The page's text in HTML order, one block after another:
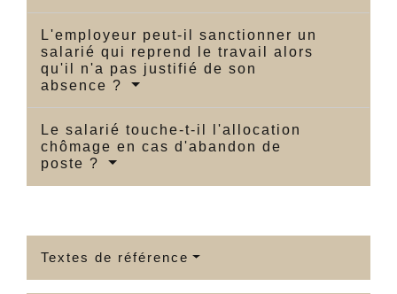
L'employeur peut-il sanctionner un
salarié qui reprend le travail alors
qu'il n'a pas justifié de son
absence ?
Le salarié touche-t-il l'allocation
chômage en cas d'abandon de
poste ?
Textes de référence